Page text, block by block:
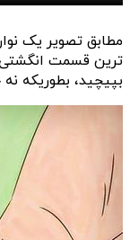
مطابق تصویر یک
ترین قسمت انگشتی
بپیچید، بطوریکه